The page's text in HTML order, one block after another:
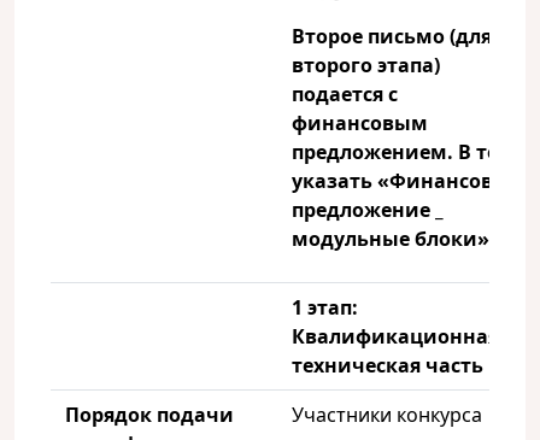
Второе письмо (для
второго этапа)
подается с
финансовым
предложением. В теме
указать «Финансовое
предложение _
модульные блоки».
1 этап:
Квалификационная и
техническая часть
Порядок подачи
Участники конкурса